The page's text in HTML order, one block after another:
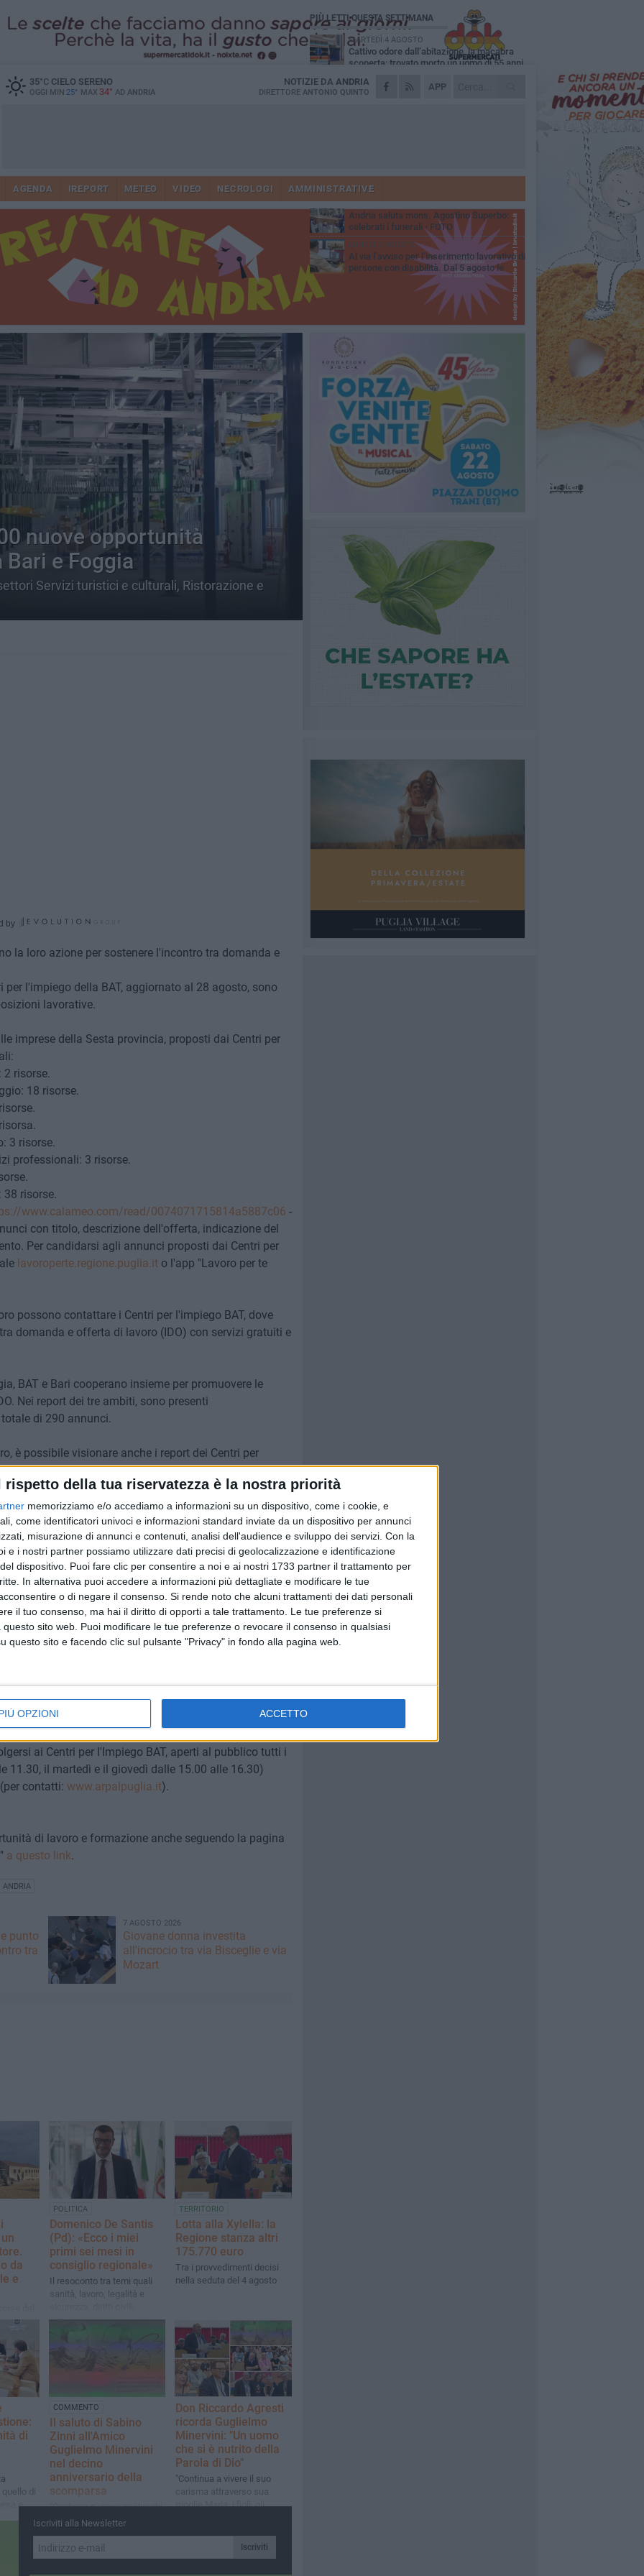
rispetto della tua riservatezza è la nostra priorità
memorizziamo e/o accediamo a informazioni su un dispositivo, come i cookie, e
come identificatori univoci e informazioni standard inviate da un dispositivo per annunci
misurazione di annunci e contenuti, analisi dell'audience e sviluppo dei servizi. Con la
e i nostri partner possiamo utilizzare dati precisi di geolocalizzazione e identificazione
dispositivo. Puoi fare clic per consentire a noi e ai nostri 1733 partner il trattamento per
In alternativa puoi accedere a informazioni più dettagliate e modificare le tue
o di negare il consenso. Si rende noto che alcuni trattamenti dei dati personali
il tuo consenso, ma hai il diritto di opporti a tale trattamento. Le tue preferenze si
sito web. Puoi modificare le tue preferenze o revocare il consenso in qualsiasi
questo sito e facendo clic sul pulsante "Privacy" in fondo alla pagina web.
OPZIONI ACCETTO
35°CCIELO SERENO
OGGI MIN 25° MAX 34° AD ANDRIA
APP
NOTIZIE DA ANDRIA
DIRETTORE ANTONIO QUINTO
AGENDA IREPORT METEO VIDEO NECROLOGI AMMINISTRATIVE
nuove opportunità
Bari e Foggia
Servizi turistici e culturali, Ristorazione e
by
la loro azione per sostenere l'incontro tra domanda e
per l'impiego della BAT, aggiornato al 28 agosto, sono
lavorative.
imprese della Sesta provincia, proposti dai Centri per
2 risorse.
18 risorse.
3 risorse.
professionali: 3 risorse.
risorse.
www.calameo.com/read/0074071715814a5887c06 -
con titolo, descrizione dell'offerta, indicazione del
Per candidarsi agli annunci proposti dai Centri per
lavoroperte.regione.puglia.ito l'app "Lavoro per te
possono contattare i Centri per l'impiego BAT, dove
domanda e offerta di lavoro (IDO) con servizi gratuiti e
BAT e Bari cooperano insieme per promuovere le
Nei report dei tre ambiti, sono presenti
di 290 annunci.
è possibile visionare anche i report dei Centri per
link:
Bari
Foggia.
un inserto speciale dedicato ad EURES, la rete di
per l'impiego, istituita dall'UE, a sostegno della libera
EURES sono consultabili a questo link
ed è possibile filtrare per nazione, settore e
presenti sul portale e sui progetti della rete, è
nei Centri per l'impiego o inviare un'email a
offerte di lavoro attive e per la pubblicazione di
ai Centri per l'Impiego BAT, aperti al pubblico tutti i
11.30, il martedì e il giovedì dalle 15.00 alle 16.30)
contatti: www.arpalpuglia.it).
di lavoro e formazione anche seguendo la pagina
a questo link.
ANDRIA
punto
tra
7 AGOSTO 2026
Giovane donna investita
all'incrocio tra via Bisceglie e via
Mozart
da
e
per 10
sul
POLITICA
Domenico De Santis
(Pd): «Ecco i miei
primi sei mesi in
consiglio regionale»
Il resoconto tra temi quali
sanità, lavoro, legalità e
economia e competitività
TERRITORIO
Lotta alla Xylella: la
Regione stanza altri
175.770 euro
Tra i provvedimenti decisi
nella seduta del 4 agosto
di
di
e
COMMENTO
Il saluto di Sabino
Zinni all'Amico
Guglielmo Minervini
nel decino
anniversario della
scomparsa
"Continua a vivere nei luoghi
che hanno contribuito a
hanno seminato, nelle
opportunità che hanno
Don Riccardo Agresti
ricorda Guglielmo
Minervini: "Un uomo
che si è nutrito della
Parola di Dio"
"Continua a vivere il suo
carisma attraverso sua
moglie Maria, i figli, gli
Iscriviti alla Newsletter
Iscriviti
PIÙ LETTI QUESTA SETTIMANA
MARTEDÌ 4 AGOSTO
Cattivo odore dall’abitazione, la macabra
scoperta: trovato morto un uomo di 55 anni
SABATO 1 AGOSTO
"3 vite. 2 impegni. 1 strada": ad Andria
Scompare prematuramente l'avvocato
Beppe Tortora
MARTEDÌ 4 AGOSTO
Andria saluta mons. Agostino Superbo:
celebrati i funerali - FOTO
LUNEDÌ 3 AGOSTO
Al via l’avviso per l’inserimento lavorativo di
persone con disabilità. Dal 5 agosto le
domande